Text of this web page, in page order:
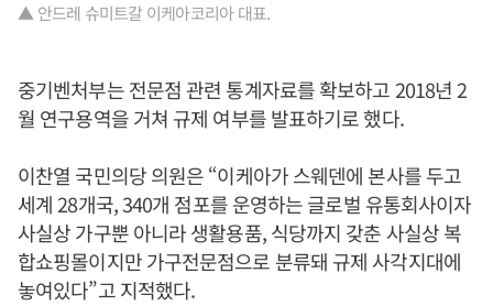
▲ 안드레 슈미트갈 이케아코리아 대표.
중기벤처부는 전문점 관련 통계자료를 확보하고 2018년 2
월 연구용역을 거쳐 규제 여부를 발표하기로 했다.
이찬열 국민의당 의원은 “이케아가 스웨덴에 본사를 두고
세계 28개국, 340개 점포를 운영하는 글로벌 유통회사이자
사실상 가구뿐 아니라 생활용품, 식당까지 갖춘 사실상 복
합쇼핑몰이지만 가구전문점으로 분류돼 규제 사각지대에
놓여있다”고 지적했다.